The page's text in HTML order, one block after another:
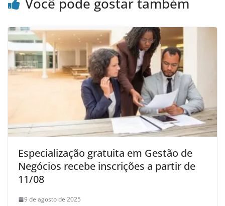
Especialização gratuita em Gestão de
Negócios recebe inscrições a partir de
11/08
9 de agosto de 2025